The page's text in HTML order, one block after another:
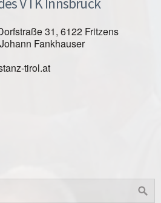
31, 6122 Fritzens
Fankhauser
tirol.at